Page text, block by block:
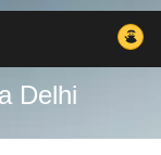
Delhi